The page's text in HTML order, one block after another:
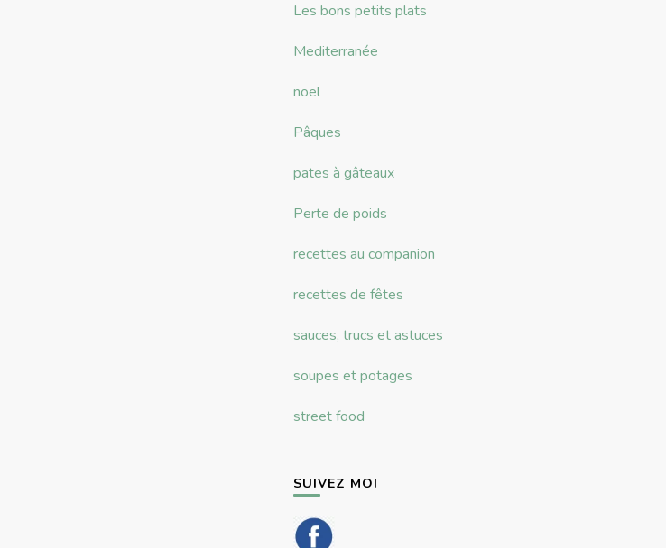
Les bons petits plats
Mediterranée
noël
Pâques
pates à gâteaux
Perte de poids
recettes au companion
recettes de fêtes
sauces, trucs et astuces
soupes et potages
street food
SUIVEZ MOI